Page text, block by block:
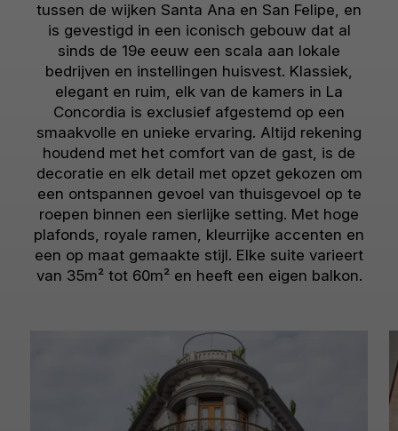
tussen de wijken Santa Ana en San Felipe, en
is gevestigd in een iconisch gebouw dat al
sinds de 19e eeuw een scala aan lokale
bedrijven en instellingen huisvest. Klassiek,
elegant en ruim, elk van de kamers in La
Concordia is exclusief afgestemd op een
smaakvolle en unieke ervaring. Altijd rekening
houdend met het comfort van de gast, is de
decoratie en elk detail met opzet gekozen om
een ontspannen gevoel van thuisgevoel op te
roepen binnen een sierlijke setting. Met hoge
plafonds, royale ramen, kleurrijke accenten en
een op maat gemaakte stijl. Elke suite varieert
van 35m² tot 60m² en heeft een eigen balkon.